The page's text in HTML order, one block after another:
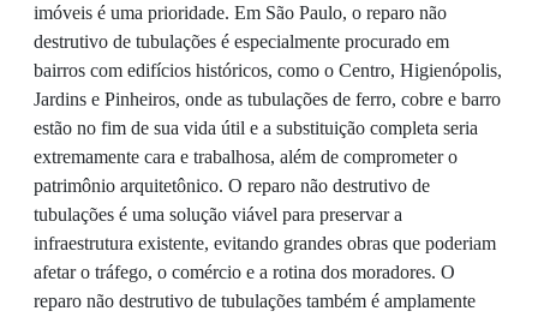
imóveis é uma prioridade. Em São Paulo, o reparo não
destrutivo de tubulações é especialmente procurado em
bairros com edifícios históricos, como o Centro, Higienópolis,
Jardins e Pinheiros, onde as tubulações de ferro, cobre e barro
estão no fim de sua vida útil e a substituição completa seria
extremamente cara e trabalhosa, além de comprometer o
patrimônio arquitetônico. O reparo não destrutivo de
tubulações é uma solução viável para preservar a
infraestrutura existente, evitando grandes obras que poderiam
afetar o tráfego, o comércio e a rotina dos moradores. O
reparo não destrutivo de tubulações também é amplamente